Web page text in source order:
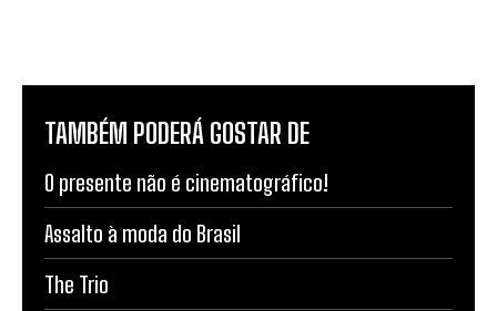
TAMBÉM PODERÁ GOSTAR DE
O presente não é cinematográfico!
Assalto à moda do Brasil
The Trio